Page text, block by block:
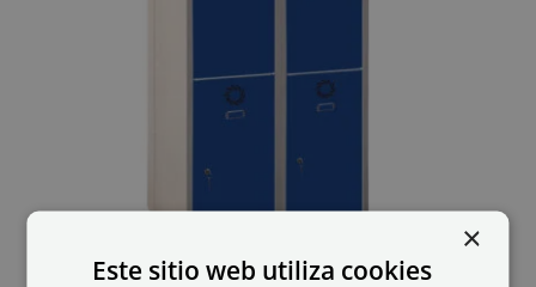
×
Este sitio web utiliza cookies